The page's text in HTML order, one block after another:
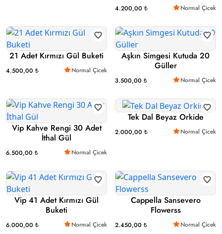
4.200,00 ₺ Normal Çicek
21 Adet Kırmızı Gül Buketi
4.500,00 ₺ Normal Çicek
Aşkın Simgesi Kutuda 20
Güller
3.500,00 ₺ Normal Çicek
Vip Kahve Rengi 30 Adet
İthal Gül
6.500,00 ₺ Normal Çicek
Tek Dal Beyaz Orkide
2.000,00 ₺ Normal Çicek
Vip 41 Adet Kırmızı Gül
Buketi
6.000,00 ₺ Normal Çicek
Cappella Sansevero
Flowerss
2.450,00 ₺ Normal Çicek